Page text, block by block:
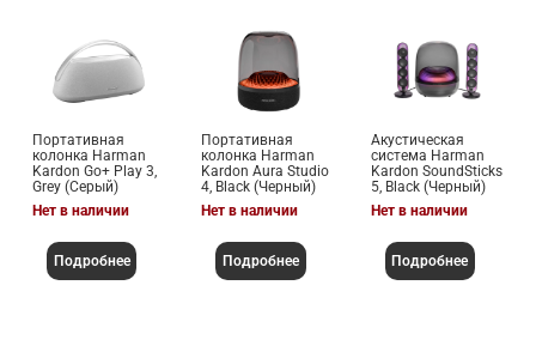
Портативная
колонка Harman
Kardon Go+ Play 3,
Grey (Серый)
Нет в наличии
Подробнее
Портативная
колонка Harman
Kardon Aura Studio
4, Black (Черный)
Нет в наличии
Подробнее
Акустическая
система Harman
Kardon SoundSticks
5, Black (Черный)
Нет в наличии
Подробнее